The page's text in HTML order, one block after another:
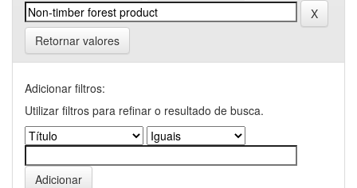
Retornar valores
Adicionar filtros:
Utilizar filtros para refinar o resultado de busca.